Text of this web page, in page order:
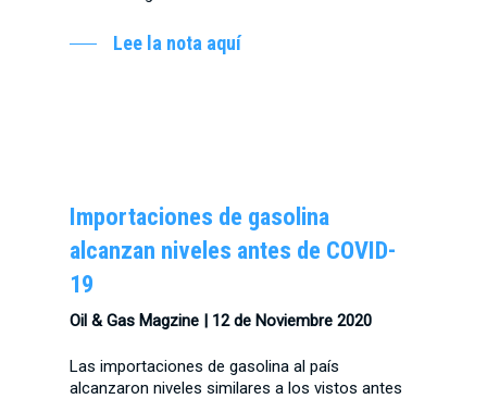
Lee la nota aquí
Importaciones de gasolina
alcanzan niveles antes de COVID-
19
Oil & Gas Magzine | 12 de Noviembre 2020
Las importaciones de gasolina al país
alcanzaron niveles similares a los vistos antes